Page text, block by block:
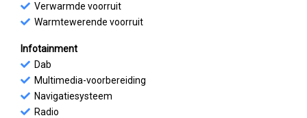
Verwarmde voorruit
Warmtewerende voorruit
Infotainment
Dab
Multimedia-voorbereiding
Navigatiesysteem
Radio